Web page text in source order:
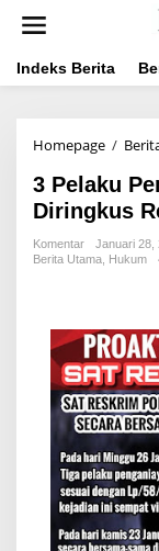
Indeks Berita
Homepage /
3 Pelaku
Diringkus
Komentar
Januari 28,
Berita Utama Hukum